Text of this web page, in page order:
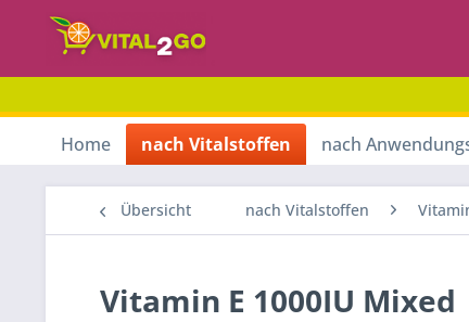
Home nach Vitalstoffen nach
Übersicht nach Vitalstoffen
Vitamin E 1000IU Mixed